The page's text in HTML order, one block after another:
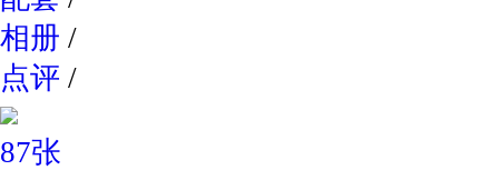
相册 /
点评 /
87张